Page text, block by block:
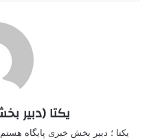
یکتا (دبیر
یکتا ؛ دبیر بخش خبری پایگاه هستم